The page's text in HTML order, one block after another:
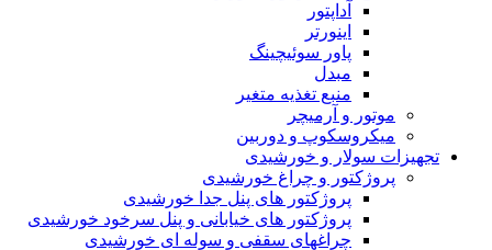
آداپتور
اینورتر
پاور سوئیچینگ
مبدل
منبع تغذیه متغیر
موتور و آرمیچر
میکروسکوپ و دوربین
تجهیزات سولار و خورشیدی
پروژکتور و چراغ خورشیدی
پروژکتور های پنل جدا خورشیدی
پروژکتور های خیابانی و پنل سرخود خورشیدی
چراغهای سقفی و سوله ای خورشیدی